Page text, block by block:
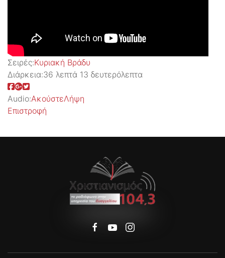
Σειρές:Kυριακή Βράδυ
Διάρκεια:36 λεπτά 13 δευτερόλεπτα
Audio:ΑκούστεΛήψη
Επιστροφή